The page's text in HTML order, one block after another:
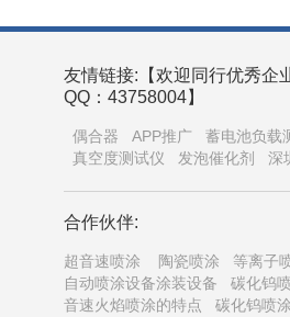
友情链接:【欢迎同行优秀企
QQ：43758004】
偶合器 APP推广 蓄电池负载
真空度测试仪
发泡催化剂 深
合作伙伴:
超音速喷涂 陶瓷喷涂 等离子
自动喷涂设备涂装设备
碳化钨
音速火焰喷涂的特点
碳化钨喷涂